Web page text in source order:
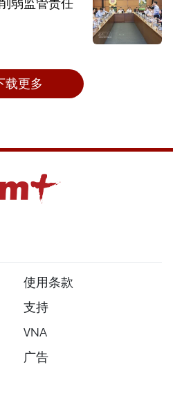
载更多
使用条款
支持
VNA
广告